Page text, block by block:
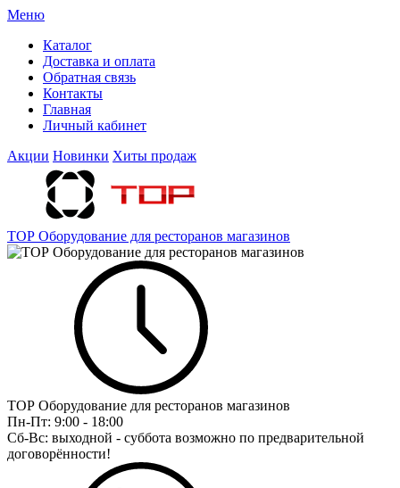
Меню
Каталог
Доставка и оплата
Обратная связь
Контакты
Главная
Личный кабинет
Акции Новинки Хиты продаж
ТОР Оборудование для ресторанов магазинов
ТОР Оборудование для ресторанов магазинов
Пн-Пт: 9:00 - 18:00
Сб-Вс: выходной - суббота возможно по предварительной
договорённости!